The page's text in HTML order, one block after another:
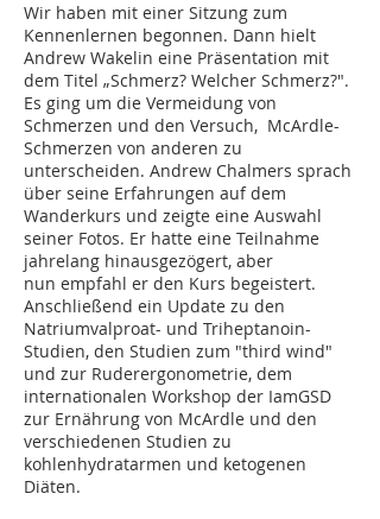
Wir haben mit einer Sitzung zum
Kennenlernen begonnen. Dann hielt
Andrew Wakelin eine Präsentation mit
dem Titel „Schmerz? Welcher Schmerz?".
Es ging um die Vermeidung von
Schmerzen und den Versuch, McArdle-
Schmerzen von anderen zu
unterscheiden. Andrew Chalmers sprach
über seine Erfahrungen auf dem
Wanderkurs und zeigte eine Auswahl
seiner Fotos. Er hatte eine Teilnahme
jahrelang hinausgezögert, aber
nun empfahl er den Kurs begeistert.
Anschließend ein Update zu den
Natriumvalproat- und Triheptanoin-
Studien, den Studien zum "third wind"
und zur Ruderergonometrie, dem
internationalen Workshop der IamGSD
zur Ernährung von McArdle und den
verschiedenen Studien zu
kohlenhydratarmen und ketogenen
Diäten.